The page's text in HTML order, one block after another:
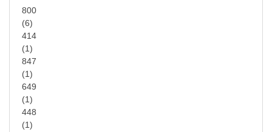
800
(6)
414
(1)
847
(1)
649
(1)
448
(1)